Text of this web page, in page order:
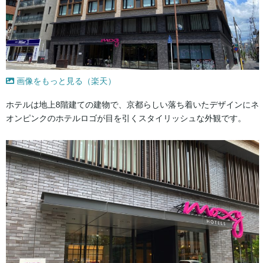
画像をもっと見る（楽天）
ホテルは地上8階建ての建物で、京都らしい落ち着いたデザインにネ
オンピンクのホテルロゴが目を引くスタイリッシュな外観です。